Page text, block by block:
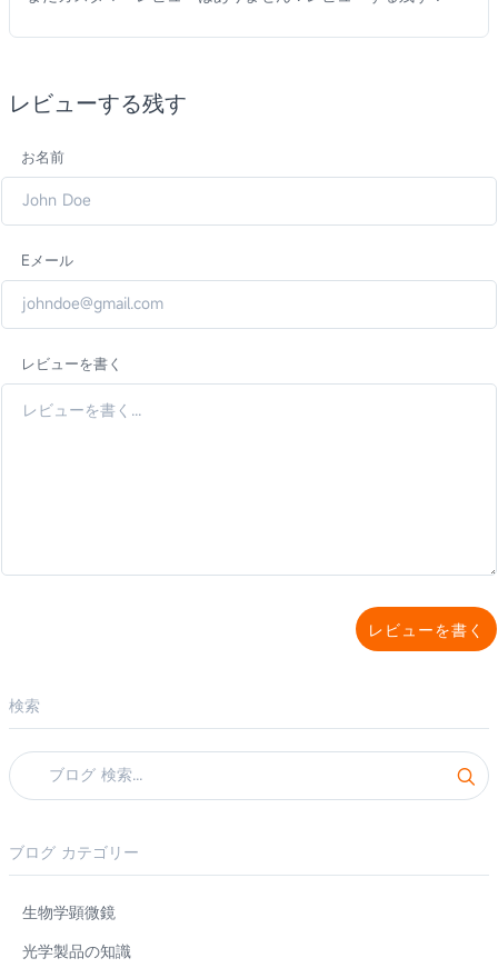
レビューする残す
お名前
Eメール
レビューを書く
レビューを書く
検索
ブログ カテゴリー
生物学顕微鏡
光学製品の知識